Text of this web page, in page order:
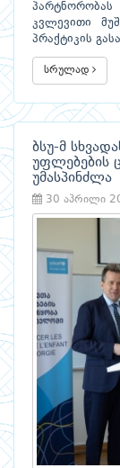
პარტნორობას
კვლევითი
პრაქტიკის
სრულად
ბსუ-მ
უფლებების
უმასპინძლა
30 აპრილი